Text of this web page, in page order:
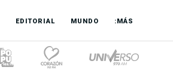
EDITORIAL MUNDO :MÁS